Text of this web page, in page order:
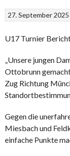
27. September 2025
U17 Turnier
„Unsere jungen
Ottobrunn
Zug Richtung
Gegen die
Miesbach und
einfache Punkte